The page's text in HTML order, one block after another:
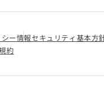
ー情報セキュリティ基本方
約